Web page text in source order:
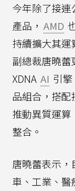
今年除了接連
產品， AMD
持續擴大其運
副總裁唐曉蕾
XDNA AI 引
品組合，搭配
推動異質運算
整合。
唐曉蕾表示，
車、工業、醫